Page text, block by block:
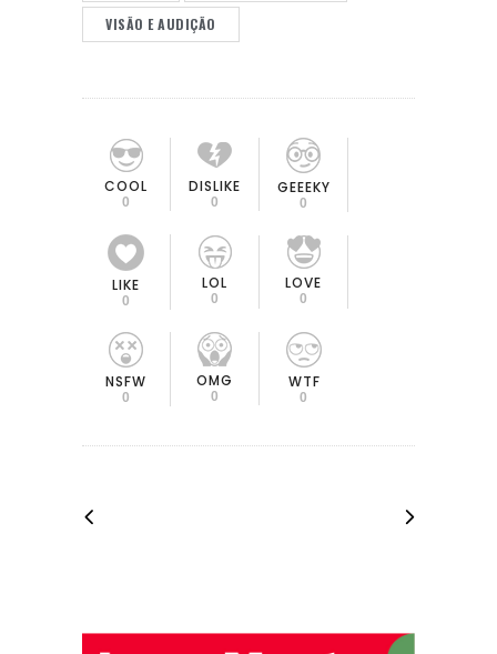
VISÃO E AUDIÇÃO
COOL
0
DISLIKE
0
GEEEKY
0
LIKE
0
LOL
0
LOVE
0
NSFW
0
OMG
0
WTF
0